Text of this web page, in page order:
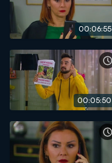
00:06:55
00:05:50